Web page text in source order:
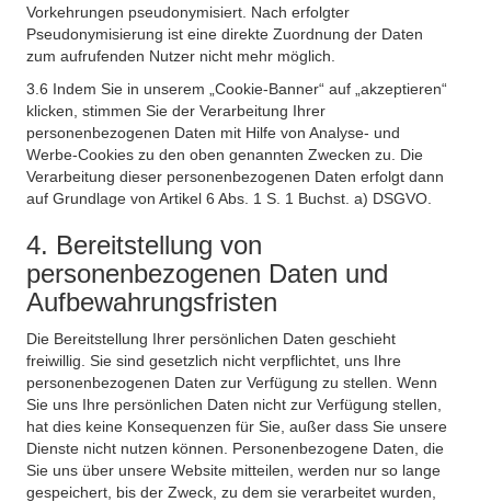
Vorkehrungen pseudonymisiert. Nach erfolgter
Pseudonymisierung ist eine direkte Zuordnung der Daten
zum aufrufenden Nutzer nicht mehr möglich.
3.6 Indem Sie in unserem „Cookie-Banner“ auf „akzeptieren“
klicken, stimmen Sie der Verarbeitung Ihrer
personenbezogenen Daten mit Hilfe von Analyse- und
Werbe-Cookies zu den oben genannten Zwecken zu. Die
Verarbeitung dieser personenbezogenen Daten erfolgt dann
auf Grundlage von Artikel 6 Abs. 1 S. 1 Buchst. a) DSGVO.
4. Bereitstellung von
personenbezogenen Daten und
Aufbewahrungsfristen
Die Bereitstellung Ihrer persönlichen Daten geschieht
freiwillig. Sie sind gesetzlich nicht verpflichtet, uns Ihre
personenbezogenen Daten zur Verfügung zu stellen. Wenn
Sie uns Ihre persönlichen Daten nicht zur Verfügung stellen,
hat dies keine Konsequenzen für Sie, außer dass Sie unsere
Dienste nicht nutzen können. Personenbezogene Daten, die
Sie uns über unsere Website mitteilen, werden nur so lange
gespeichert, bis der Zweck, zu dem sie verarbeitet wurden,